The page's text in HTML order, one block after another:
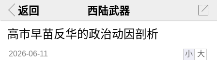
返回 西陆武器
高市早苗反华的政治动因剖析
2026-06-11 小 大